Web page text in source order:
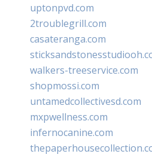
uptonpvd.com
2troublegrill.com
casateranga.com
walkers-treeservice.com
shopmossi.com
untamedcollectivesd.com
mxpwellness.com
infernocanine.com